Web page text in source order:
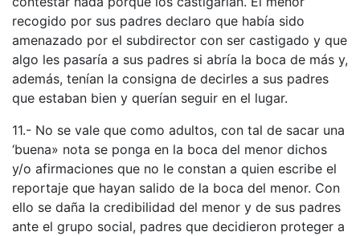
recogido por sus padres declaro que había sido
amenazado por el subdirector con ser castigado y que
algo les pasaría a sus padres si abría la boca de más y,
además, tenían la consigna de decirles a sus padres
que estaban bien y querían seguir en el lugar.
11.- No se vale que como adultos, con tal de sacar una
‘buena» nota se ponga en la boca del menor dichos
y/o afirmaciones que no le constan a quien escribe el
reportaje que hayan salido de la boca del menor. Con
ello se daña la credibilidad del menor y de sus padres
ante el grupo social, padres que decidieron proteger a